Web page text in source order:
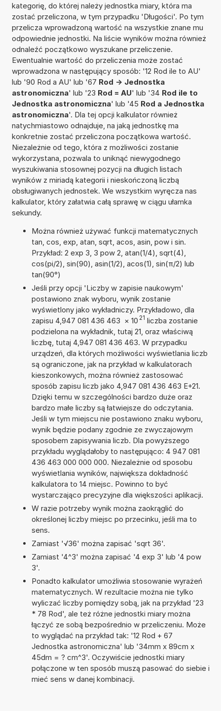
kategorię, do której należy jednostka miary, która ma
zostać przeliczona, w tym przypadku 'Długości'. Po tym
przelicza wprowadzoną wartość na wszystkie znane mu
odpowiednie jednostki. Na liście wyników można również
odnaleźć początkowo wyszukane przeliczenie.
Ewentualnie wartość do przeliczenia może zostać
wprowadzona w następujący sposób: '12 Rod ile to AU'
lub '90 Rod a AU' lub '67 Rod -> Jednostka
astronomiczna' lub '23 Rod = AU' lub '34 Rod ile to
Jednostka astronomiczna' lub '45 Rod a Jednostka
astronomiczna'. Dla tej opcji kalkulator również
natychmiastowo odnajduje, na jaką jednostkę ma
konkretnie zostać przeliczona początkowa wartość.
Niezależnie od tego, która z możliwości zostanie
wykorzystana, pozwala to uniknąć niewygodnego
wyszukiwania stosownej pozycji na długich listach
wyników z miriadą kategorii i nieskończoną liczbą
obsługiwanych jednostek. We wszystkim wyręcza nas
kalkulator, który załatwia całą sprawę w ciągu ułamka
sekundy.
Można również używać funkcji matematycznych
tan, cos, exp, atan, sqrt, acos, asin, pow i sin.
Przykład: 2 exp 3, 3 pow 2, atan(1/4), sqrt(4),
cos(pi/2), sin(90), asin(1/2), acos(1), sin(π/2) lub
tan(90°)
Jeśli przy opcji 'Liczby w zapisie naukowym'
postawiono znak wyboru, wynik zostanie
wyświetlony jako wykładniczy. Przykładowo, dla
zapisu 4,947 081 436 463 × 10 21 liczba zostanie
podzielona na wykładnik, tutaj 21, oraz właściwą
liczbę, tutaj 4,947 081 436 463. W przypadku
urządzeń, dla których możliwości wyświetlania liczb
są ograniczone, jak na przykład w kalkulatorach
kieszonkowych, można również zastosować
sposób zapisu liczb jako 4,947 081 436 463 E+21.
Dzięki temu w szczególności bardzo duże oraz
bardzo małe liczby są łatwiejsze do odczytania.
Jeśli w tym miejscu nie postawiono znaku wyboru,
wynik będzie podany zgodnie ze zwyczajowym
sposobem zapisywania liczb. Dla powyższego
przykładu wyglądałoby to następująco: 4 947 081
436 463 000 000 000. Niezależnie od sposobu
wyświetlania wyników, największa dokładność
kalkulatora to 14 miejsc. Powinno to być
wystarczająco precyzyjne dla większości aplikacji.
W razie potrzeby wynik można zaokrąglić do
określonej liczby miejsc po przecinku, jeśli ma to
sens.
Zamiast '√36' można zapisać 'sqrt 36'.
Zamiast '4^3' można zapisać '4 exp 3' lub '4 pow
3'.
Ponadto kalkulator umożliwia stosowanie wyrażeń
matematycznych. W rezultacie można nie tylko
wyliczać liczby pomiędzy sobą, jak na przykład '23
* 78 Rod', ale też różne jednostki miary można
łączyć ze sobą bezpośrednio w przeliczeniu. Może
to wyglądać na przykład tak: '12 Rod + 67
Jednostka astronomiczna' lub '34mm x 89cm x
45dm = ? cm^3'. Oczywiście jednostki miary
połączone w ten sposób muszą pasować do siebie i
mieć sens w danej kombinacji.